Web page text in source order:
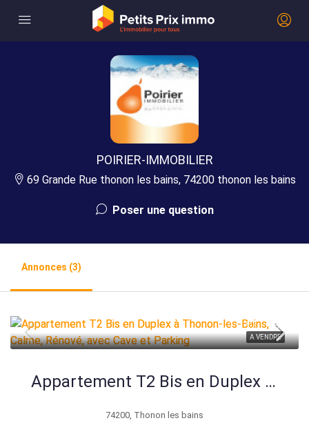
POIRIER-IMMOBILIER
69 Grande Rue thonon les bains, 74200 thonon les bains
Poser une question
Annonces (3)
A VENDRE
Appartement T2 Bis en Duplex à Thonon-les-Bains, Calme, Rénové, avec Cave et Parking
74200, Thonon les bains